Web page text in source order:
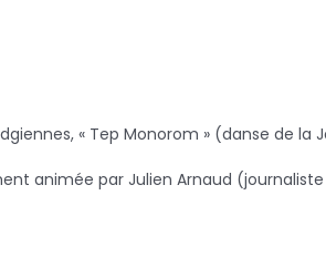
« Tep Monorom » (danse de la
animée par Julien Arnaud (journaliste